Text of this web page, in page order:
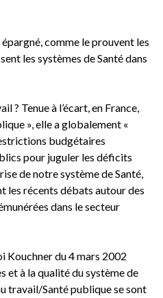
épargné, comme le prouvent les
les systèmes de Santé dans
? Tenue à l’écart, en France,
», elle a globalement «
budgétaires
pour juguler les déficits
de notre système de Santé,
les récents débats autour des
dans le secteur
Kouchner du 4 mars 2002
et à la qualité du système de
travail/Santé publique se sont